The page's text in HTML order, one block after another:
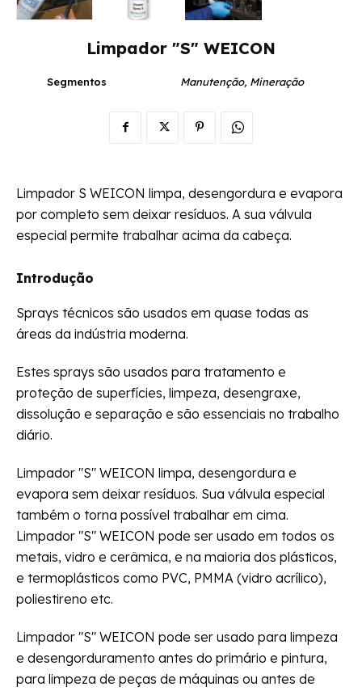
Limpador "S" WEICON
Segmentos Manutenção, Mineração
Limpador S WEICON limpa, desengordura e evapora
por completo sem deixar resíduos. A sua válvula
especial permite trabalhar acima da cabeça.
Introdução
Sprays técnicos são usados em quase todas as
áreas da indústria moderna.
Estes sprays são usados para tratamento e
proteção de superfícies, limpeza, desengraxe,
dissolução e separação e são essenciais no trabalho
diário.
Limpador "S" WEICON limpa, desengordura e
evapora sem deixar resíduos. Sua válvula especial
também o torna possível trabalhar em cima.
Limpador "S" WEICON pode ser usado em todos os
metais, vidro e cerâmica, e na maioria dos plásticos,
e termoplásticos como PVC, PMMA (vidro acrílico),
poliestireno etc.
Limpador "S" WEICON pode ser usado para limpeza
e desengorduramento antes do primário e pintura,
para limpeza de peças de máquinas ou antes de